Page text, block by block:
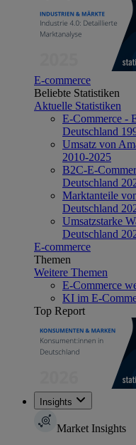
E-commerce
Beliebte Statistiken
Aktuelle Statistiken
E-Commerce -
Deutschland
Umsatz von
2010-2025
B2C-E-
Deutschland
Marktanteile
Deutschland
Umsatzstarke
Deutschland
E-commerce
Themen
Weitere Themen
E-Commerce
KI im E-
Top Report
Insights
Market Insights